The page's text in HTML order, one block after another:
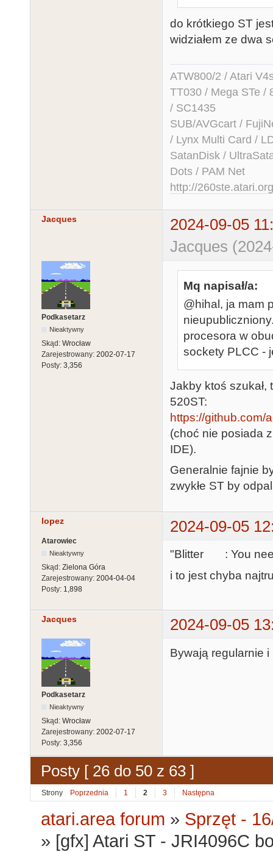
do krótkiego ST
widziałem ze dwa
ATW800/2 / Atari
TT030 / Mega STe /
/ SC1435
SUB/AVGcart /
/ Lynx Multi Card /
SatanDisk /
Dots / PAM Net
http://260ste.atari.org
Jacques
2024-09-05
Jacques
Podkasetarz
Nieaktywny
Skąd: Wrocław
Zarejestrowany: 2002-07-17
Posty: 3,356
Mq napisał/a:
@hihal, ja mam
procesora w
sockety PLCC -
Jakby ktoś szukał,
520ST:
https://github.com/
(choć nie posiada
IDE).
Generalnie fajnie
zwykłe ST by
lopez 2024-09-05
Atarowiec
Nieaktywny
Skąd: Zielona Góra
Zarejestrowany: 2004-04-04
Posty: 1,898
"Blitter : You
i to jest chyba
Jacques 2024-09-05
Podkasetarz
Nieaktywny
Skąd: Wrocław
Zarejestrowany: 2002-07-17
Posty: 3,356
Bywają regularnie i
Posty [ 26 do 50 z 63 ]
Strony Poprzednia 1 2 3 Następna
atari.area forum » Sprzęt -
» [gfx] Atari ST - JRI4096C